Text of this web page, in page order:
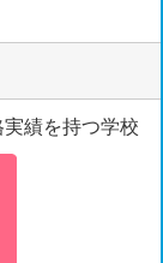
績を持つ学校